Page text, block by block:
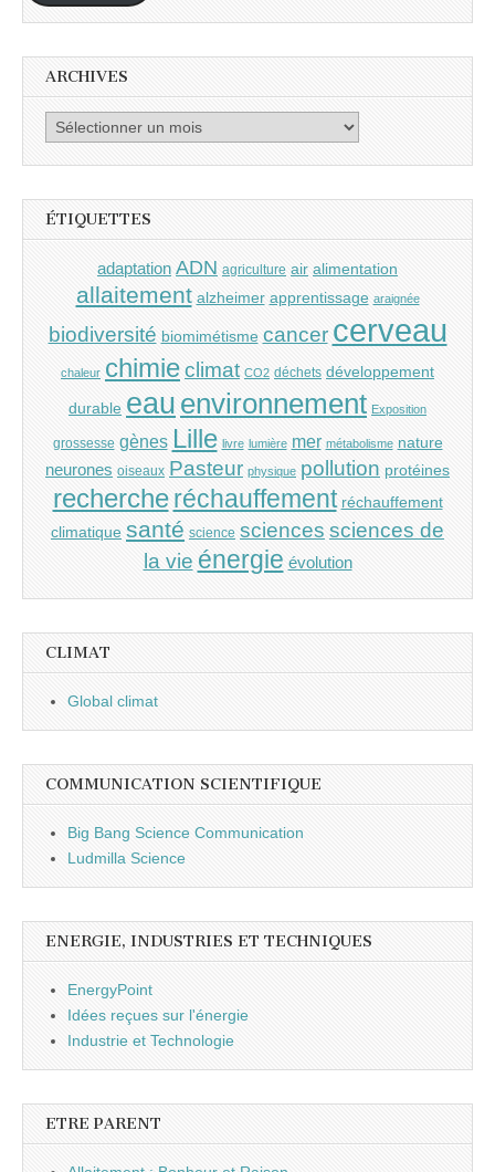
ARCHIVES
Archives
ÉTIQUETTES
adaptation ADN agriculture air alimentation
allaitement alzheimer apprentissage araignée
biodiversité biomimétisme cancer cerveau
chaleur chimieclimat CO2 déchets développement
durable eau environnement Exposition
grossesse gènes Lille livre lumière mer métabolisme nature
neurones oiseaux Pasteur physique pollution protéines
recherche réchauffement réchauffement
climatique santé science sciences sciences de
la vie énergie évolution
CLIMAT
Global climat
COMMUNICATION SCIENTIFIQUE
Big Bang Science Communication
Ludmilla Science
ENERGIE, INDUSTRIES ET TECHNIQUES
EnergyPoint
Idées reçues sur l'énergie
Industrie et Technologie
ETRE PARENT